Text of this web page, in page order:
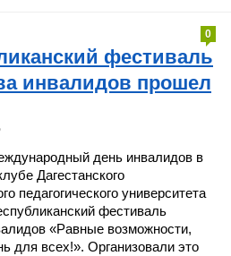
0
фестиваль
инвалидов прошел
день инвалидов в
Дагестанского
педагогического университета
фестиваль
«Равные возможности,
для всех!». Организовали это